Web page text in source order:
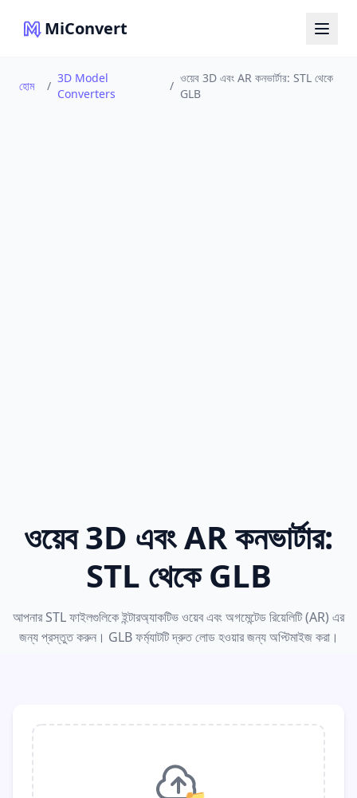
MiConvert
হোম /
3D Model
Converters
/
ওয়েব 3D এবং AR কনভার্টার: STL থেকে
GLB
ওয়েব 3D এবং AR কনভার্টার:
STL থেকে GLB
আপনার STL ফাইলগুলিকে ইন্টারঅ্যাকটিভ ওয়েব এবং অগমেন্টেড রিয়েলিটি (AR) এর
জন্য প্রস্তুত করুন। GLB ফর্ম্যাটটি দ্রুত লোড হওয়ার জন্য অপ্টিমাইজ করা।